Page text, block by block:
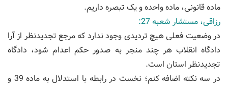
ماده قانونی، ماده واحده و یک تبصره داریم.
رزاقی، مستشار شعبه 27:
در وضعیت فعلی هیچ تردیدی وجود ندارد که مرجع تجدیدنظر از آرا
دادگاه انقلاب هر چند منجر به صدور حکم اعدام شود، دادگاه
تجدیدنظر استان است.
در سه نکته اضافه کنم؛ نخست در رابطه با استدلال به ماده 39 و